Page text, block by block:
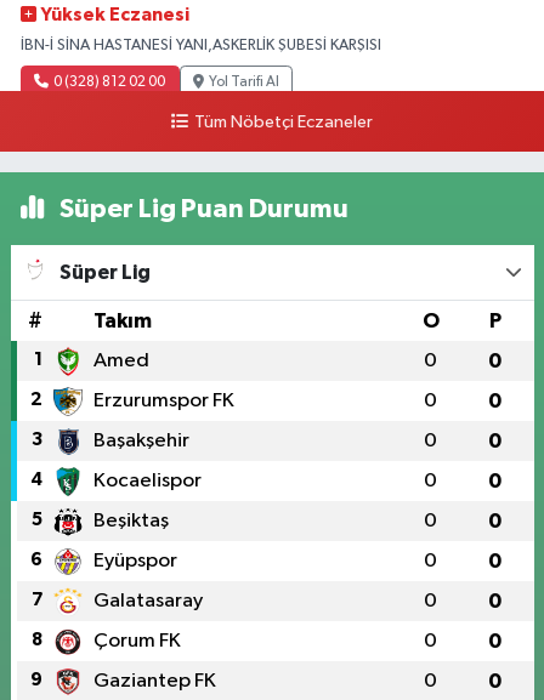
Yüksek Eczanesi
İBN-İ SİNA HASTANESİ YANI,ASKERLİK ŞUBESİ KARŞISI
0 (328) 812 02 00 Yol Tarifi Al
Tüm Nöbetçi Eczaneler
Süper Lig Puan Durumu
Süper Lig
# Takım O P
1 Amed 0 0
2 Erzurumspor FK 0 0
3 Başakşehir 0 0
4 Kocaelispor 0 0
5 Beşiktaş 0 0
6 Eyüpspor 0 0
7 Galatasaray 0 0
8 Çorum FK 0 0
9 Gaziantep FK 0 0